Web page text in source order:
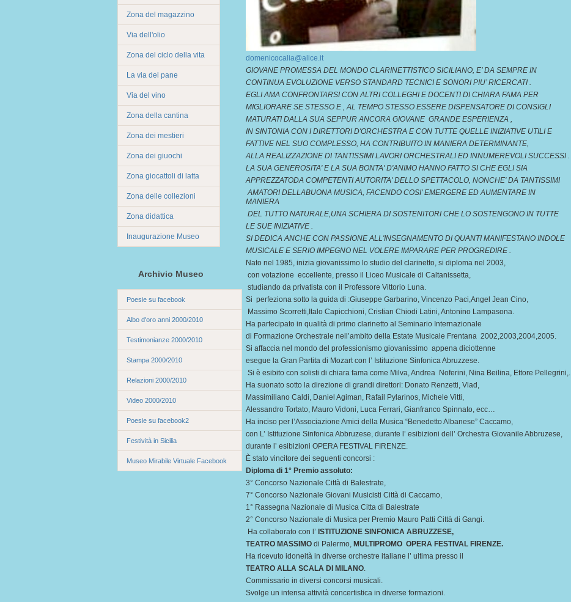
Zona del magazzino
Via dell'olio
Zona del ciclo della vita
La via del pane
Via del vino
Zona della cantina
Zona dei mestieri
Zona dei giuochi
Zona giocattoli di latta
Zona delle collezioni
Zona didattica
Inaugurazione Museo
Archivio Museo
Poesie su facebook
Albo d'oro anni 2000/2010
Testimonianze 2000/2010
Stampa 2000/2010
Relazioni 2000/2010
Video 2000/2010
Poesie su facebook2
Festività in Sicilia
Museo Mirabile Virtuale Facebook
domenicocalia@alice.it
GIOVANE PROMESSA DEL MONDO CLARINETTISTICO SICILIANO, E’ DA SEMPRE IN
CONTINUA EVOLUZIONE VERSO STANDARD TECNICI E SONORI PIU’ RICERCATI .
EGLI AMA CONFRONTARSI CON ALTRI COLLEGHI E DOCENTI DI CHIARA FAMA PER
MIGLIORARE SE STESSO E , AL TEMPO STESSO ESSERE DISPENSATORE DI CONSIGLI
MATURATI DALLA SUA SEPPUR ANCORA GIOVANE GRANDE ESPERIENZA ,
IN SINTONIA CON I DIRETTORI D'ORCHESTRA E CON TUTTE QUELLE INIZIATIVE UTILI E
FATTIVE NEL SUO COMPLESSO, HA CONTRIBUITO IN MANIERA DETERMINANTE,
ALLA REALIZZAZIONE DI TANTISSIMI LAVORI ORCHESTRALI ED INNUMEREVOLI SUCCESSI .
LA SUA GENEROSITA' E LA SUA BONTA' D'ANIMO HANNO FATTO SI CHE EGLI SIA
APPREZZATODA COMPETENTI AUTORITA' DELLO SPETTACOLO, NONCHE' DA TANTISSIMI
AMATORI DELLABUONA MUSICA, FACENDO COSI' EMERGERE ED AUMENTARE IN
MANIERA
DEL TUTTO NATURALE,UNA SCHIERA DI SOSTENITORI CHE LO SOSTENGONO IN TUTTE
LE SUE INIZIATIVE .
SI DEDICA ANCHE CON PASSIONE ALL'INSEGNAMENTO DI QUANTI MANIFESTANO INDOLE
MUSICALE E SERIO IMPEGNO NEL VOLERE IMPARARE PER PROGREDIRE .
Nato nel 1985, inizia giovanissimo lo studio del clarinetto, si diploma nel 2003,
con votazione eccellente, presso il Liceo Musicale di Caltanissetta,
studiando da privatista con il Professore Vittorio Luna.
Si perfeziona sotto la guida di :Giuseppe Garbarino, Vincenzo Paci,Angel Jean Cino,
Massimo Scorretti,Italo Capicchioni, Cristian Chiodi Latini, Antonino Lampasona.
Ha partecipato in qualità di primo clarinetto al Seminario Internazionale
di Formazione Orchestrale nell’ambito della Estate Musicale Frentana 2002,2003,2004,2005.
Si affaccia nel mondo del professionismo giovanissimo appena diciottenne
esegue la Gran Partita di Mozart con l’ Istituzione Sinfonica Abruzzese.
Si è esibito con solisti di chiara fama come Milva, Andrea Noferini, Nina Beilina, Ettore Pellegrini,.
Ha suonato sotto la direzione di grandi direttori: Donato Renzetti, Vlad,
Massimiliano Caldi, Daniel Agiman, Rafail Pylarinos, Michele Vitti,
Alessandro Tortato, Mauro Vidoni, Luca Ferrari, Gianfranco Spinnato, ecc…
Ha inciso per l’Associazione Amici della Musica “Benedetto Albanese” Caccamo,
con L’ Istituzione Sinfonica Abbruzese, durante l’ esibizioni dell’ Orchestra Giovanile Abbruzese,
durante l’ esibizioni OPERA FESTIVAL FIRENZE.
È stato vincitore dei seguenti concorsi :
Diploma di 1° Premio assoluto:
3° Concorso Nazionale Città di Balestrate,
7° Concorso Nazionale Giovani Musicisti Città di Caccamo,
1° Rassegna Nazionale di Musica Citta di Balestrate
2° Concorso Nazionale di Musica per Premio Mauro Patti Città di Gangi.
Ha collaborato con l’ ISTITUZIONE SINFONICA ABRUZZESE,
TEATRO MASSIMO di Palermo, MULTIPROMO OPERA FESTIVAL FIRENZE.
Ha ricevuto idoneità in diverse orchestre italiane l’ ultima presso il
TEATRO ALLA SCALA DI MILANO.
Commissario in diversi concorsi musicali.
Svolge un intensa attività concertistica in diverse formazioni.